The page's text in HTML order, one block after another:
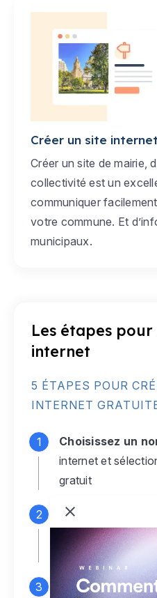
Créer un site
Créer un site de mairie,
collectivité est un
communiquer
votre commune. Et
municipaux.
Les étapes
internet
5 ÉTAPES POUR
INTERNET
Choisissez un
internet et
gratuit
Connectez-vous
monsite gratuit
espace
Personnalisez